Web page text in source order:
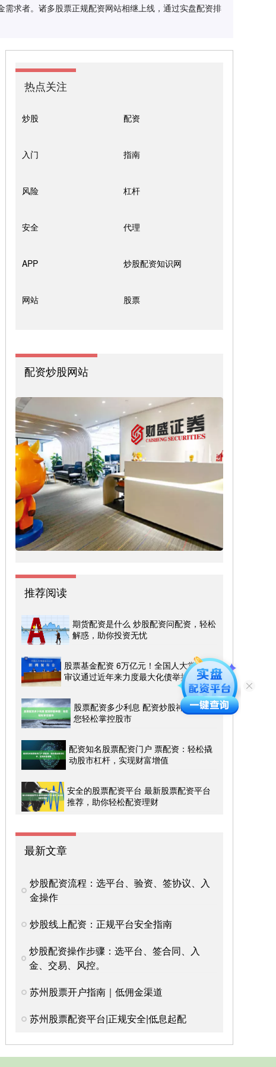
求者。诸多股票正规配资网站相继上线，通过实盘配资排
热点关注
炒股 配资
入门 指南
风险 杠杆
安全 代理
APP 炒股配资知识网
网站 股票
配资炒股网站
推荐阅读
期货配资是什么 炒股配资问配资，轻松
解惑，助你投资无忧
股票基金配资 6万亿元！全国人大常委会
审议通过近年来力度最大化债举措
股票配资多少利息 配资炒股神器：助
您轻松掌控股市
配资知名股票配资门户 票配资：轻松撬
动股市杠杆，实现财富增值
安全的股票配资平台 最新股票配资平台
推荐，助你轻松配资理财
最新文章
炒股配资流程：选平台、验资、签协议、入
金操作
炒股线上配资：正规平台安全指南
炒股配资操作步骤：选平台、签合同、入
金、交易、风控。
苏州股票开户指南｜低佣金渠道
苏州股票配资平台|正规安全|低息起配